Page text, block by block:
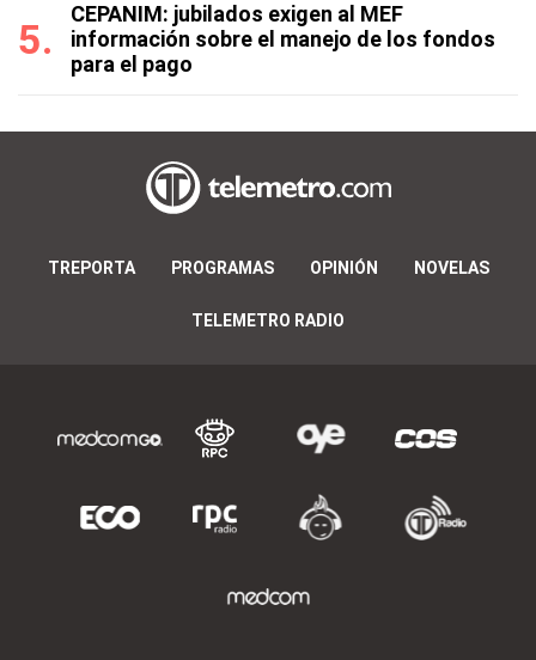
CEPANIM: jubilados exigen al MEF
información sobre el manejo de los fondos
para el pago
TREPORTA PROGRAMAS OPINIÓN NOVELAS
TELEMETRO RADIO